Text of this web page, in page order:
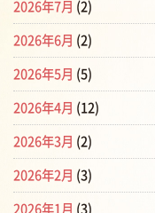
2026年7月 (2)
2026年6月 (2)
2026年5月 (5)
2026年4月 (12)
2026年3月 (2)
2026年2月 (3)
2026年1月 (3)